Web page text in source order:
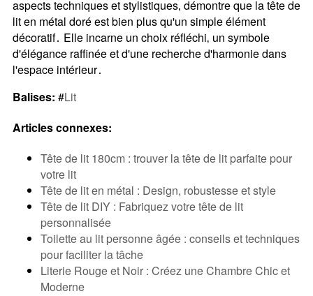
aspects techniques et stylistiques‚ démontre que la tête de
lit en métal doré est bien plus qu'un simple élément
décoratif․ Elle incarne un choix réfléchi‚ un symbole
d'élégance raffinée et d'une recherche d'harmonie dans
l'espace intérieur․
Balises: #Lit
Articles connexes:
Tête de lit 180cm : trouver la tête de lit parfaite pour
votre lit
Tête de lit en métal : Design, robustesse et style
Tête de lit DIY : Fabriquez votre tête de lit
personnalisée
Toilette au lit personne âgée : conseils et techniques
pour faciliter la tâche
Literie Rouge et Noir : Créez une Chambre Chic et
Moderne